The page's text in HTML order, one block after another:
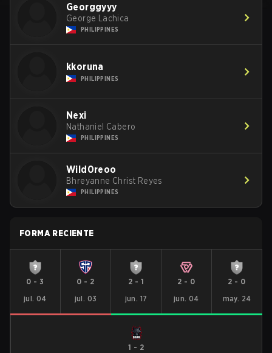
Georggyyy
George Lachica
PHILIPPINES
kkoruna
PHILIPPINES
Nexi
Nathaniel Cabero
PHILIPPINES
Wild0reoo
Bhreyanne Christ Reyes
PHILIPPINES
FORMA RECIENTE
0 - 3
jul. 04
0 - 2
jul. 03
2 - 1
jun. 17
2 - 0
jun. 04
2 - 0
may. 24
1 - 2